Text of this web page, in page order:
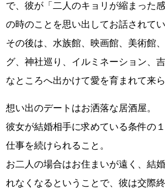
で、彼が 「二人のキョリが縮まった
の時のことを思い出してお話されてい
その後は、水族館、映画館、美術館
グ、神社巡り、イルミネーション、
なところへ出かけて愛を育まれて来
想い出のデートはお洒落な居酒屋。
彼女が結婚相手に求めている条件の
仕事を続けられる こと。
お二人の場合はお住まいが遠く、結
れなくなるということで、彼は交際